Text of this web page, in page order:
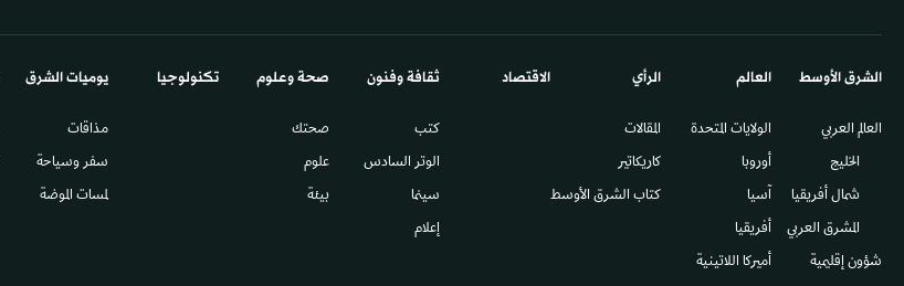
الشرق الأوسط​
العالم العربي
الخليج
شمال أفريقيا
المشرق العربي
شؤون إقليمية
العالم
الولايات المتحدة
أوروبا
آسيا
أفريقيا
أميركا اللاتينية
الرأي
المقالات
كاريكاتير
كتاب الشرق الأوسط
الاقتصاد ثقافة وفنون
كتب
الوتر السادس​
سينما
إعلام
صحة وعلوم
صحتك
علوم
بيئة
تكنولوجيا يوميات الشرق​
مذاقات
سفر وسياحة
لمسات الموضة